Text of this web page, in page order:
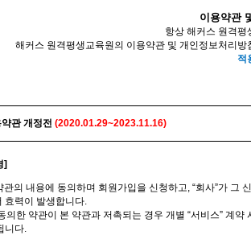
이용약관
항상 해커스 원격평
해커스 원격평생교육원의 이용약관 및 개인정보처리
적
약관개정전 (2020.01.29~2023.11.16)
]
관의 내용에 동의하며 회원가입을 신청하고 , “회사”가 그 신
효력이 발생합니다
의한 약관이 본 약관과 저촉되는 경우 개별 “서비스” 계약
니다